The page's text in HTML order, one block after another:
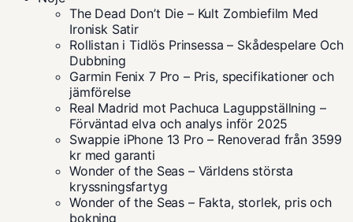
The Dead Don’t Die – Kult Zombiefilm Med
Ironisk Satir
Rollistan i Tidlös Prinsessa – Skådespelare Och
Dubbning
Garmin Fenix 7 Pro – Pris, specifikationer och
jämförelse
Real Madrid mot Pachuca Laguppställning –
Förväntad elva och analys inför 2025
Swappie iPhone 13 Pro – Renoverad från 3599
kr med garanti
Wonder of the Seas – Världens största
kryssningsfartyg
Wonder of the Seas – Fakta, storlek, pris och
bokning